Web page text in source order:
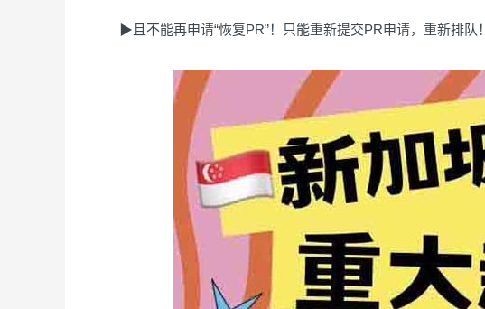
▶且不能再申请“恢复PR”！只能重新提交PR申请，重新排队！